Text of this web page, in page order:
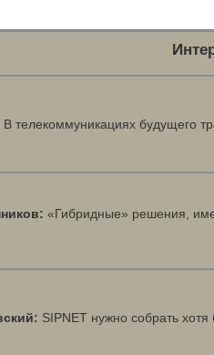
В телекоммуникациях будущего
«Гибридные» решения,
SIPNET нужно собрать